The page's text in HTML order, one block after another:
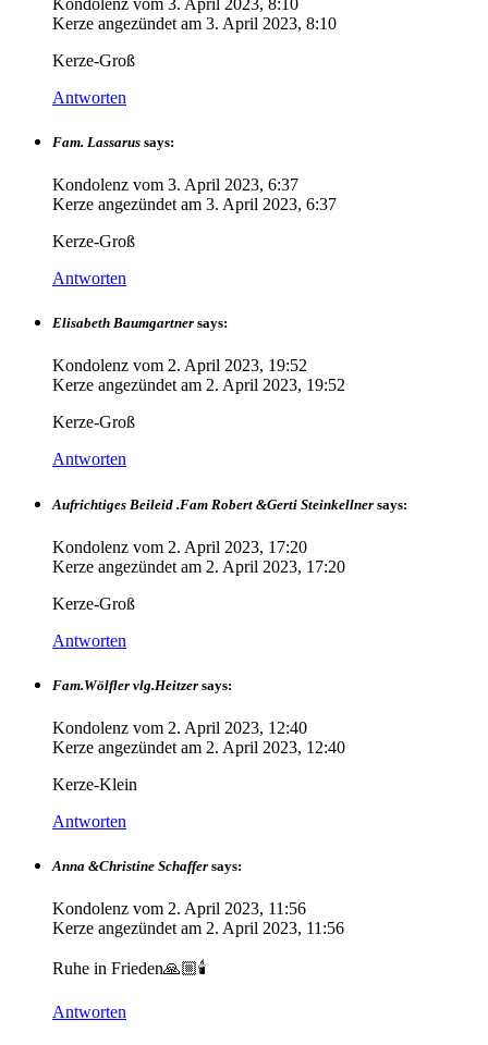
Kerze angezündet am 3. April 2023, 8:10
Kerze-Groß
Antworten
Fam. Lassarus says:
Kondolenz vom 3. April 2023, 6:37
Kerze angezündet am 3. April 2023, 6:37
Kerze-Groß
Antworten
Elisabeth Baumgartner says:
Kondolenz vom 2. April 2023, 19:52
Kerze angezündet am 2. April 2023, 19:52
Kerze-Groß
Antworten
Aufrichtiges Beileid .Fam Robert &Gerti Steinkellner says:
Kondolenz vom 2. April 2023, 17:20
Kerze angezündet am 2. April 2023, 17:20
Kerze-Groß
Antworten
Fam.Wölfler vlg.Heitzer says:
Kondolenz vom 2. April 2023, 12:40
Kerze angezündet am 2. April 2023, 12:40
Kerze-Klein
Antworten
Anna &Christine Schaffer says:
Kondolenz vom 2. April 2023, 11:56
Kerze angezündet am 2. April 2023, 11:56
Ruhe in Frieden🙏🏼🕯️
Antworten